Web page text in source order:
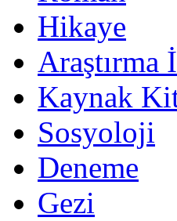
Hikaye
Araştırma
Kaynak
Sosyoloji
Deneme
Gezi